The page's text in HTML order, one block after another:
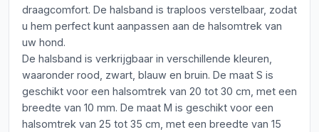
draagcomfort. De halsband is traploos verstelbaar, zodat
u hem perfect kunt aanpassen aan de halsomtrek van
uw hond.
De halsband is verkrijgbaar in verschillende kleuren,
waaronder rood, zwart, blauw en bruin. De maat S is
geschikt voor een halsomtrek van 20 tot 30 cm, met een
breedte van 10 mm. De maat M is geschikt voor een
halsomtrek van 25 tot 35 cm, met een breedte van 15